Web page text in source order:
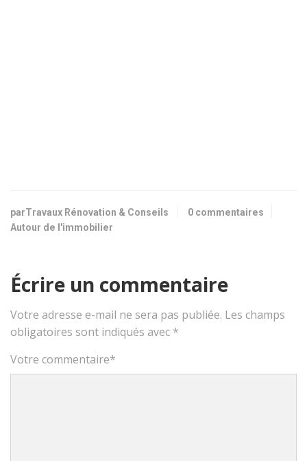
parTravaux Rénovation & Conseils
0 commentaires
Autour de l'immobilier
Écrire un commentaire
Votre adresse e-mail ne sera pas publiée. Les champs
obligatoires sont indiqués avec *
Votre commentaire*